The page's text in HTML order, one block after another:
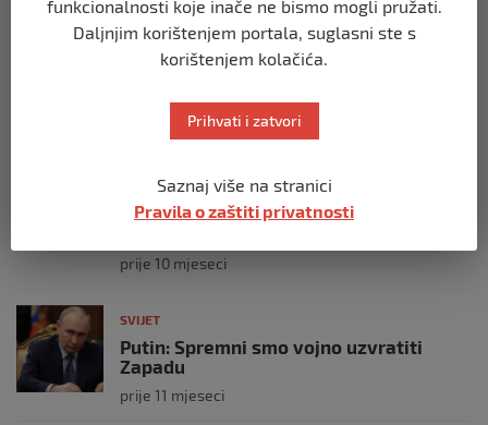
SVIJET
Brod “Mikeno” probio izraelsku blokadu
i uplovio u Gazu – kapetan iz Sarajeva
prije 10 mjeseci
Opsadno stanje u Münchenu, odjeknulo
nekoliko eksplozija: Ima žrtava,
prije 10 mjeseci
SVIJET
Putin: Spremni smo vojno uzvratiti
Zapadu
prije 11 mjeseci
funkcionalnosti koje inače ne bismo mogli pružati.
Daljnjim korištenjem portala, suglasni ste s
korištenjem kolačića.
Prihvati i zatvori
Saznaj više na stranici
Pravila o zaštiti privatnosti